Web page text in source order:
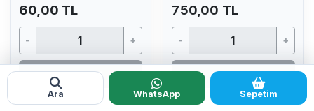
Ara WhatsApp Sepetim
60,00 TL
- +
Tükendi
750,00 TL
- +
Tükendi